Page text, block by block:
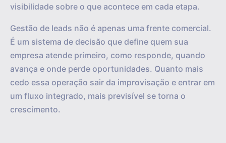
visibilidade sobre o que acontece em cada etapa.
Gestão de leads não é apenas uma frente comercial.
É um sistema de decisão que define quem sua
empresa atende primeiro, como responde, quando
avança e onde perde oportunidades. Quanto mais
cedo essa operação sair da improvisação e entrar em
um fluxo integrado, mais previsível se torna o
crescimento.